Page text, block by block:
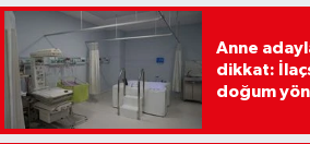
Anne
dikkat:
doğum